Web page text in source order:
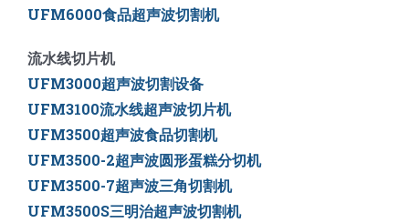
UFM6000食品超声波切割机
流水线切片机
UFM3000超声波切割设备
UFM3100流水线超声波切片机
UFM3500超声波食品切割机
UFM3500-2超声波圆形蛋糕分切机
UFM3500-7超声波三角切割机
UFM3500S三明治超声波切割机